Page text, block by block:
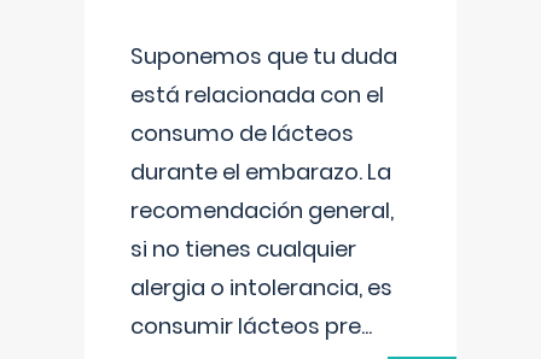
Suponemos que tu duda
está relacionada con el
consumo de lácteos
durante el embarazo. La
recomendación general,
si no tienes cualquier
alergia o intolerancia, es
consumir lácteos pre...